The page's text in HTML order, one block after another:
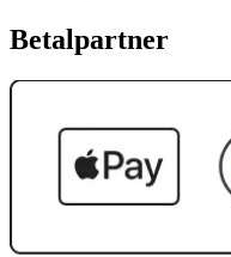
Betalpartner